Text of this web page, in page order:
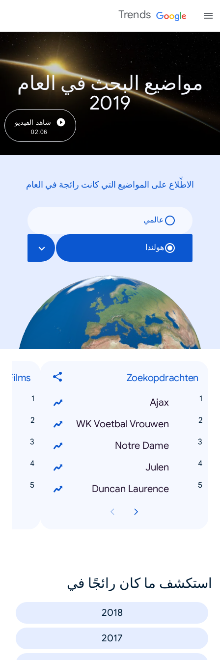
Trends
مواضيع البحث في العام
2019
شاهد الفيديو
02:06
الاطِّلاع على المواضيع التي كانت رائجة في العام
عالمي
هولندا
Zoekopdrachten
Ajax
WK Voetbal Vrouwen
Notre Dame
Julen
Duncan Laurence
Films
استكشف ما كان رائجًا في
2018
2017